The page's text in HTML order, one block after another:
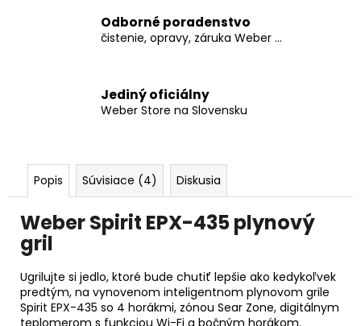
Odborné poradenstvo
čistenie, opravy, záruka Weber ...
Jediný oficiálny
Weber Store na Slovensku
Popis Súvisiace (4) Diskusia
Weber Spirit EPX-435 plynový
gril
Ugrilujte si jedlo, ktoré bude chutiť lepšie ako kedykoľvek
predtým, na vynovenom inteligentnom plynovom grile
Spirit EPX-435 so 4 horákmi, zónou Sear Zone, digitálnym